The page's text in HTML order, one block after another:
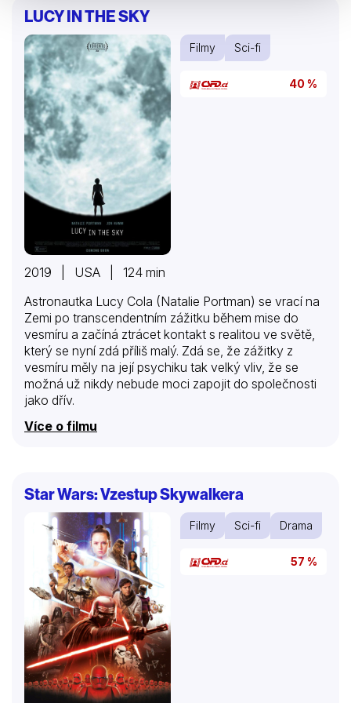
LUCY IN THE SKY
Filmy Sci-fi
40 %
2019 | USA | 124 min
Astronautka Lucy Cola (Natalie Portman) se vrací na
Zemi po transcendentním zážitku během mise do
vesmíru a začíná ztrácet kontakt s realitou ve světě,
který se nyní zdá příliš malý. Zdá se, že zážitky z
vesmíru měly na její psychiku tak velký vliv, že se
možná už nikdy nebude moci zapojit do společnosti
jako dřív.
Více o filmu
Star Wars: Vzestup Skywalkera
Filmy Sci-fi Drama
57 %